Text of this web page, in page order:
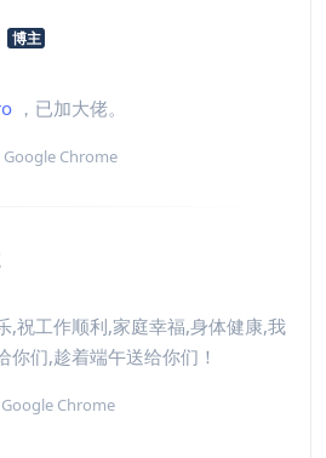
博主
，已加大佬。
Google Chrome
,祝工作顺利,家庭幸福,身体健康,我
你们,趁着端午送给你们！
Chrome